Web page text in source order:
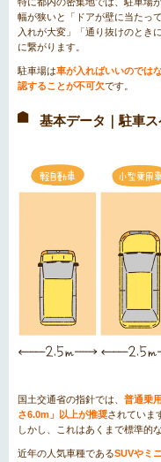
幅が狭いと「ドアが壁に当たっ
入れが大変」「通り抜けのとき
に繋がります。
駐車場は車が入ればいいのでは
認することが不可欠です。
基本データ｜駐車
国土交通省の指針では、 普通乗
さ6.0m」以上が推奨されていま
しかし、これはあくまで標準的
近年の人気車種であるSUVやミ